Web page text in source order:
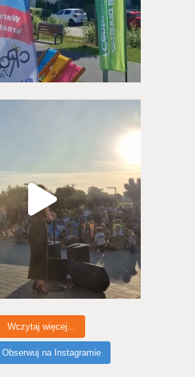
Wczytaj więcej...
Obserwuj na Instagramie